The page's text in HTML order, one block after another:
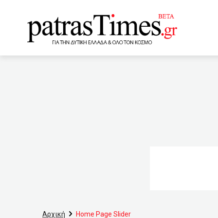
Αρχική Home Page Slider